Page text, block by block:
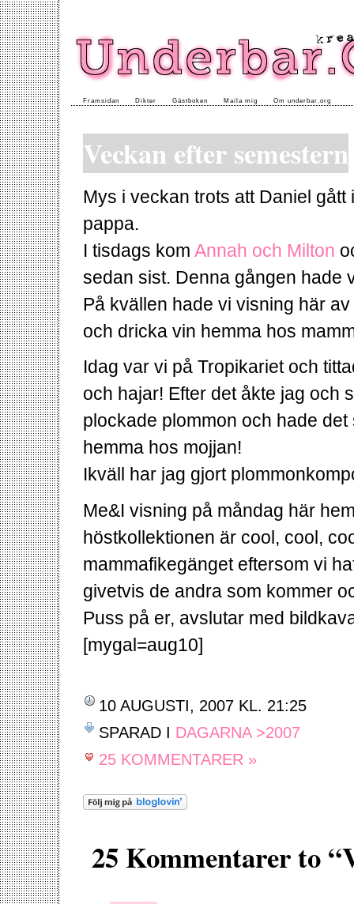
Framsidan Dikter Gästboken Maila mig Om underbar.org
Veckan efter semestern
Mys i veckan trots att Daniel
pappa.
I tisdags kom Annah och Milton
sedan sist. Denna gången hade
På kvällen hade vi visning här
och dricka vin hemma hos
Idag var vi på Tropikariet och
och hajar! Efter det åkte jag och
plockade plommon och hade
hemma hos mojjan!
Ikväll har jag gjort
Me&I visning på måndag här
höstkollektionen är cool, cool,
mammafikegänget eftersom vi
givetvis de andra som kommer
Puss på er, avslutar med
[mygal=aug10]
10 AUGUSTI, 2007 KL. 21:25
SPARAD I DAGARNA >2007
25 KOMMENTARER »
25 Kommentarer to